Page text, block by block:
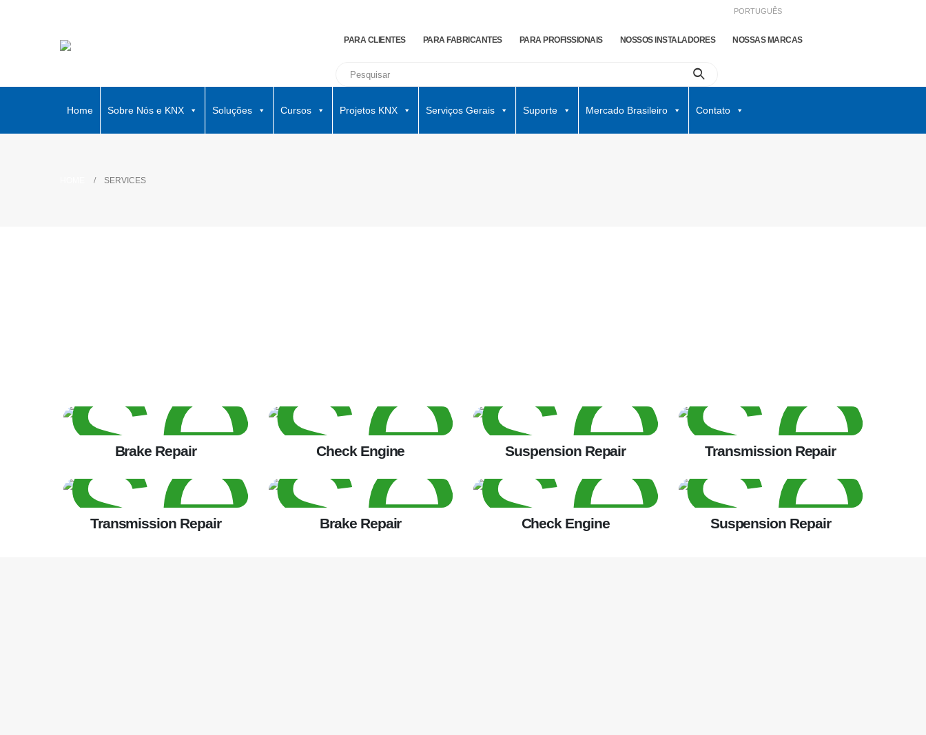
PORTUGUÊS
PARA CLIENTES PARA FABRICANTES PARA PROFISSIONAIS NOSSOS INSTALADORES NOSSAS MARCAS
Home Sobre Nós e KNX Soluções Cursos Projetos KNX Serviços Gerais Suporte Mercado Brasileiro Contato
SERVICES
Brake Repair Check Engine Suspension Repair Transmission Repair
Transmission Repair Brake Repair Check Engine Suspension Repair